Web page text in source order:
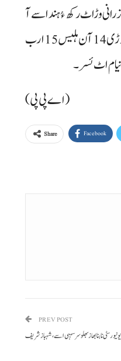
وڑاٹ رکھ ءُ ہند اسے آ
ٹی ءِ۔ وزیرخزانہ پارے کہ ننا پورو کوشست ءِ کہ ہراتم اگست اٹ نن حکومت ءِ ہلن کان تو زرمبادلہ نا کوڑی 14 آن ہلیس 15 ارب
(اے پی پی)
Share Facebook
PREV POST
نا بنا بھاز بھلو سرسہبی اسے، شہباز شریف